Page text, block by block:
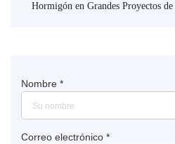
Hormigón en Grandes Proyectos
Nombre *
Correo electrónico *